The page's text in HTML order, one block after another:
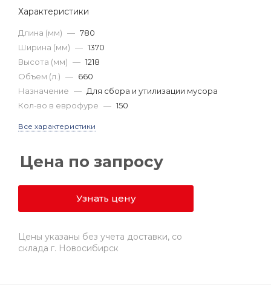
Характеристики
Длина (мм) — 780
Ширина (мм) — 1370
Высота (мм) — 1218
Объем (л.) — 660
Назначение — Для сбора и утилизации мусора
Кол-во в еврофуре — 150
Все характеристики
Цена по запросу
Узнать цену
Цены указаны без учета доставки, со
склада г. Новосибирск